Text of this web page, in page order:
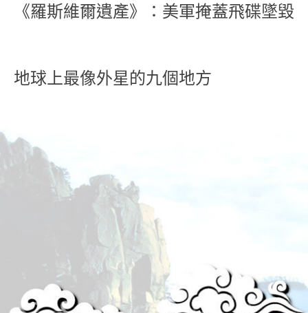
《羅斯維爾遺產》：美軍掩蓋飛碟墜毀
地球上最像外星的九個地方